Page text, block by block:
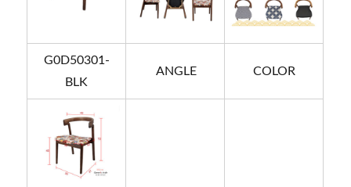
G0D50301-
BLK
ANGLE COLOR